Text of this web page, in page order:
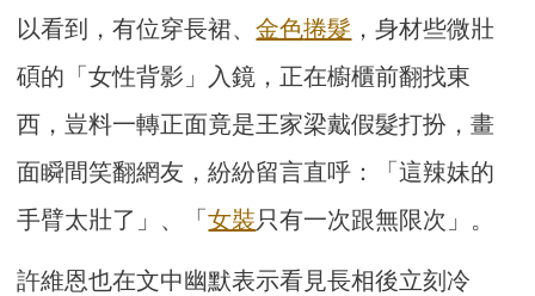
以看到，有位穿長裙、金色捲髮 ，身材些微壯
碩的「女性背影」入鏡，正在櫥櫃前翻找東
西，豈料一轉正面竟是王家梁戴假髮打扮，畫
面瞬間笑翻網友，紛紛留言直呼：「這辣妹的
手臂太壯了」、「女裝只有一次跟無限次」。
許維恩也在文中幽默表示看見長相後立刻冷